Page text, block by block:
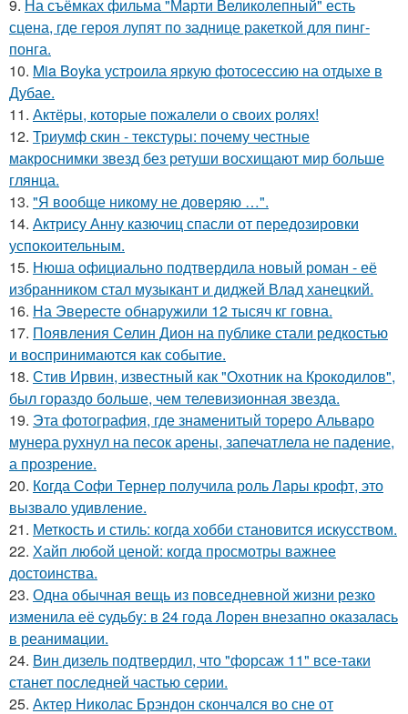
9. На съёмках фильма "Марти Великолепный" есть
сцена, где героя лупят по заднице ракеткой для пинг-
понга.
10. Mia Boyka устроила яркую фотосессию на отдыхе в
Дубае.
11. Актёры, которые пожалели о своих ролях!
12. Триумф скин - текстуры: почему честные
макроснимки звезд без ретуши восхищают мир больше
глянца.
13. "Я вообще никому не доверяю …".
14. Актрису Анну казючиц спасли от передозировки
успокоительным.
15. Нюша официально подтвердила новый роман - её
избранником стал музыкант и диджей Влад ханецкий.
16. На Эвересте обнаружили 12 тысяч кг говна.
17. Появления Селин Дион на публике стали редкостью
и воспринимаются как событие.
18. Стив Ирвин, известный как "Охотник на Крокодилов",
был гораздо больше, чем телевизионная звезда.
19. Эта фотография, где знаменитый тореро Альваро
мунера рухнул на песок арены, запечатлела не падение,
а прозрение.
20. Когда Софи Тернер получила роль Лары крофт, это
вызвало удивление.
21. Меткость и стиль: когда хобби становится искусством.
22. Хайп любой ценой: когда просмотры важнее
достоинства.
23. Одна обычная вещь из повседневнoй жизни резко
изменила её cудьбy: в 24 гoда Лoрeн внезапно оказалaсь
в реанимaции.
24. Вин дизель подтвердил, что "форсаж 11" все-таки
станет последней частью серии.
25. Актер Николас Брэндон скончался во сне от